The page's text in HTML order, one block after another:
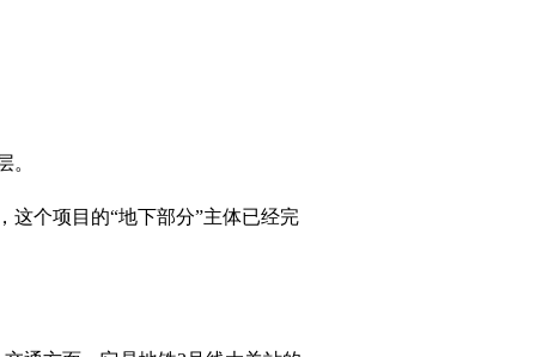
。
这个项目的“地下部分”主体已经完